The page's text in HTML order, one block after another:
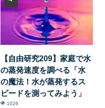
【自由研究209】家庭で水
の蒸発速度を調べる「水
の魔法！水が蒸発するス
ピードを測ってみよう」
1026